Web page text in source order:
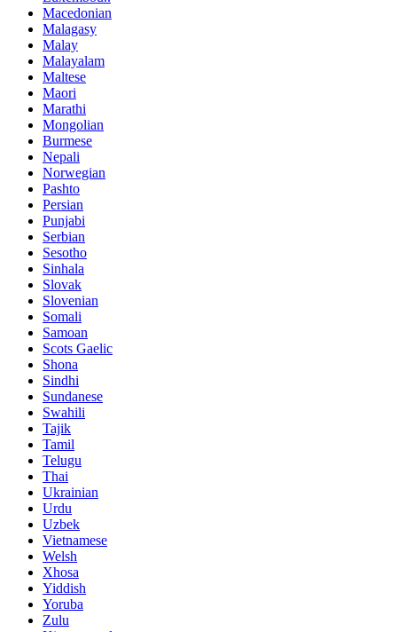
Macedonian
Malagasy
Malay
Malayalam
Maltese
Maori
Marathi
Mongolian
Burmese
Nepali
Norwegian
Pashto
Persian
Punjabi
Serbian
Sesotho
Sinhala
Slovak
Slovenian
Somali
Samoan
Scots Gaelic
Shona
Sindhi
Sundanese
Swahili
Tajik
Tamil
Telugu
Thai
Ukrainian
Urdu
Uzbek
Vietnamese
Welsh
Xhosa
Yiddish
Yoruba
Zulu